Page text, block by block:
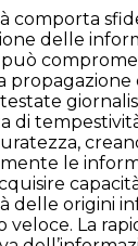
comporta
delle
propagazione
di
le
delle origini
veloce. La